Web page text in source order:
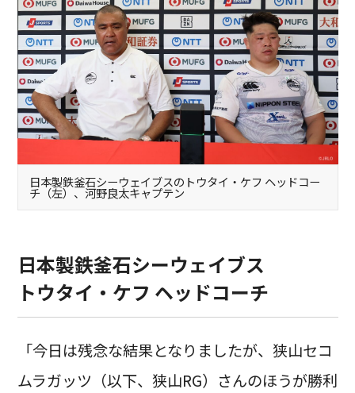
日本製鉄釜石シーウェイブスのトウタイ・ケフ ヘッドコー
チ（左）、河野良太キャプテン
日本製鉄釜石シーウェイブス
トウタイ・ケフ ヘッドコーチ
「今日は残念な結果となりましたが、狭山セコ
ムラガッツ（以下、狭山RG）さんのほうが勝利